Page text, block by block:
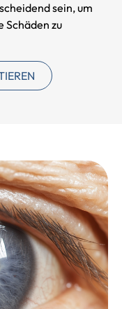
sein, um
Schäden zu